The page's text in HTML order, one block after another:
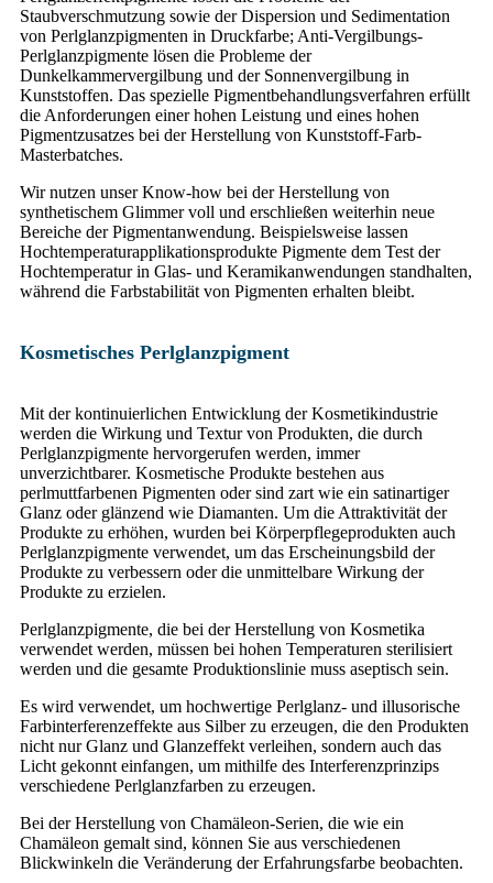
Staubverschmutzung sowie der Dispersion und Sedimentation
von Perlglanzpigmenten in Druckfarbe; Anti-Vergilbungs-
Perlglanzpigmente lösen die Probleme der
Dunkelkammervergilbung und der Sonnenvergilbung in
Kunststoffen. Das spezielle Pigmentbehandlungsverfahren erfüllt
die Anforderungen einer hohen Leistung und eines hohen
Pigmentzusatzes bei der Herstellung von Kunststoff-Farb-
Masterbatches.
Wir nutzen unser Know-how bei der Herstellung von
synthetischem Glimmer voll und erschließen weiterhin neue
Bereiche der Pigmentanwendung. Beispielsweise lassen
Hochtemperaturapplikationsprodukte Pigmente dem Test der
Hochtemperatur in Glas- und Keramikanwendungen standhalten,
während die Farbstabilität von Pigmenten erhalten bleibt.
Kosmetisches Perlglanzpigment
Mit der kontinuierlichen Entwicklung der Kosmetikindustrie
werden die Wirkung und Textur von Produkten, die durch
Perlglanzpigmente hervorgerufen werden, immer
unverzichtbarer. Kosmetische Produkte bestehen aus
perlmuttfarbenen Pigmenten oder sind zart wie ein satinartiger
Glanz oder glänzend wie Diamanten. Um die Attraktivität der
Produkte zu erhöhen, wurden bei Körperpflegeprodukten auch
Perlglanzpigmente verwendet, um das Erscheinungsbild der
Produkte zu verbessern oder die unmittelbare Wirkung der
Produkte zu erzielen.
Perlglanzpigmente, die bei der Herstellung von Kosmetika
verwendet werden, müssen bei hohen Temperaturen sterilisiert
werden und die gesamte Produktionslinie muss aseptisch sein.
Es wird verwendet, um hochwertige Perlglanz- und illusorische
Farbinterferenzeffekte aus Silber zu erzeugen, die den Produkten
nicht nur Glanz und Glanzeffekt verleihen, sondern auch das
Licht gekonnt einfangen, um mithilfe des Interferenzprinzips
verschiedene Perlglanzfarben zu erzeugen.
Bei der Herstellung von Chamäleon-Serien, die wie ein
Chamäleon gemalt sind, können Sie aus verschiedenen
Blickwinkeln die Veränderung der Erfahrungsfarbe beobachten.